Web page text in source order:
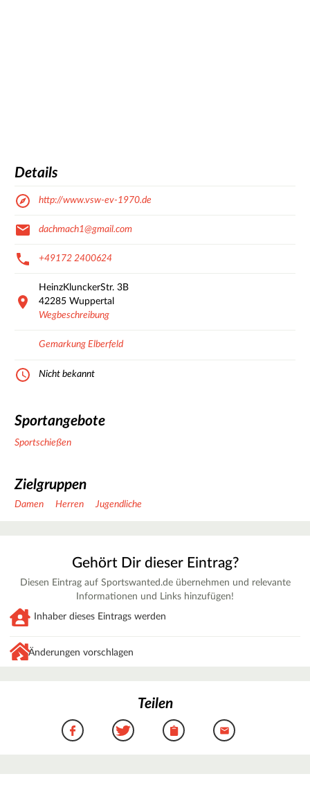
Details
http://www.vsw-ev-1970.de
dachmach1@gmail.com
+49172 2400624
HeinzKlunckerStr. 3B
42285 Wuppertal
Wegbeschreibung
Gemarkung Elberfeld
Nicht bekannt
Sportangebote
Sportschießen
Zielgruppen
Damen Herren Jugendliche
Gehört Dir dieser Eintrag?
Diesen Eintrag auf Sportswanted.de übernehmen und relevante
Informationen und Links hinzufügen!
Inhaber dieses Eintrags werden
Änderungen vorschlagen
Teilen